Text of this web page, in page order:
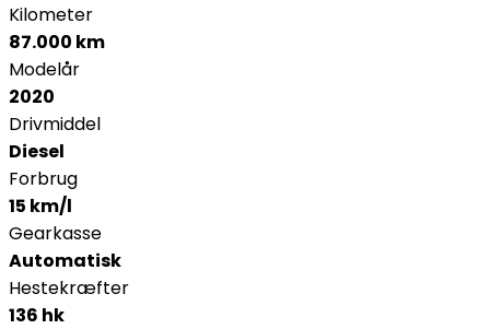
Kilometer
87.000 km
Modelår
2020
Drivmiddel
Diesel
Forbrug
15 km/l
Gearkasse
Automatisk
Hestekræfter
136 hk